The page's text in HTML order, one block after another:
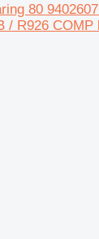
80
/ R926 COMP